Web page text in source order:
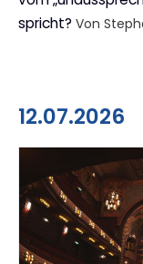
spricht? Von
12.07.2026